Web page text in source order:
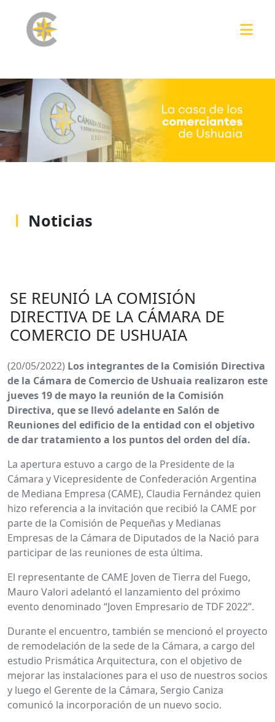
Noticias
SE REUNIÓ LA COMISIÓN
DIRECTIVA DE LA CÁMARA DE
COMERCIO DE USHUAIA
(20/05/2022) Los integrantes de la Comisión Directiva
de la Cámara de Comercio de Ushuaia realizaron este
jueves 19 de mayo la reunión de la Comisión
Directiva, que se llevó adelante en Salón de
Reuniones del edificio de la entidad con el objetivo
de dar tratamiento a los puntos del orden del día.
La apertura estuvo a cargo de la Presidente de la
Cámara y Vicepresidente de Confederación Argentina
de Mediana Empresa (CAME), Claudia Fernández quien
hizo referencia a la invitación que recibió la CAME por
parte de la Comisión de Pequeñas y Medianas
Empresas de la Cámara de Diputados de la Nació para
participar de las reuniones de esta última.
El representante de CAME Joven de Tierra del Fuego,
Mauro Valori adelantó el lanzamiento del próximo
evento denominado “Joven Empresario de TDF 2022”.
Durante el encuentro, también se mencionó el proyecto
de remodelación de la sede de la Cámara, a cargo del
estudio Prismática Arquitectura, con el objetivo de
mejorar las instalaciones para el uso de nuestros socios
y luego el Gerente de la Cámara, Sergio Caniza
comunicó la incorporación de un nuevo socio.